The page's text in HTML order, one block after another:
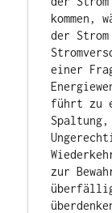
kommen,
der
einer
führt zu
zur